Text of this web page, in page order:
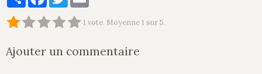
1 vote. Moyenne1 sur 5.
Ajouter un commentaire